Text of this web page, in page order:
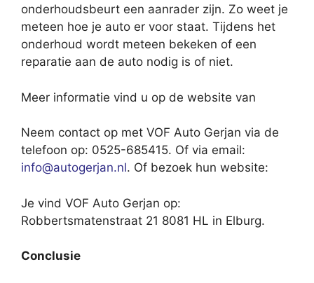
onderhoudsbeurt een aanrader zijn. Zo weet je
meteen hoe je auto er voor staat. Tijdens het
onderhoud wordt meteen bekeken of een
reparatie aan de auto nodig is of niet.
Meer informatie vind u op de website van
Neem contact op met VOF Auto Gerjan via de
telefoon op: 0525-685415. Of via email:
info@autogerjan.nl. Of bezoek hun website:
Je vind VOF Auto Gerjan op:
Robbertsmatenstraat 21 8081 HL in Elburg.
Conclusie